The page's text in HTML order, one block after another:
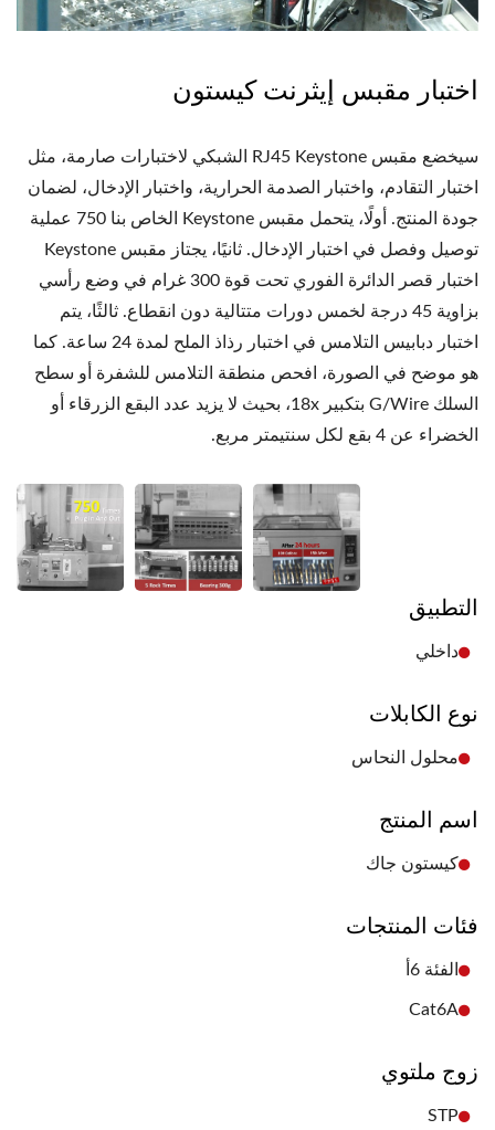
اختبار مقبس إيثرنت كيستون
سيخضع مقبس RJ45 Keystone الشبكي لاختبارات صارمة، مثل
اختبار التقادم، واختبار الصدمة الحرارية، واختبار الإدخال، لضمان
جودة المنتج. أولًا، يتحمل مقبس Keystone الخاص بنا 750 عملية
توصيل وفصل في اختبار الإدخال. ثانيًا، يجتاز مقبس Keystone
اختبار قصر الدائرة الفوري تحت قوة 300 غرام في وضع رأسي
بزاوية 45 درجة لخمس دورات متتالية دون انقطاع. ثالثًا، يتم
اختبار دبابيس التلامس في اختبار رذاذ الملح لمدة 24 ساعة. كما
هو موضح في الصورة، افحص منطقة التلامس للشفرة أو سطح
السلك G/Wire بتكبير 18x، بحيث لا يزيد عدد البقع الزرقاء أو
الخضراء عن 4 بقع لكل سنتيمتر مربع.
التطبيق
داخلي
نوع الكابلات
محلول النحاس
اسم المنتج
كيستون جاك
فئات المنتجات
الفئة 6أ
Cat6A
زوج ملتوي
STP